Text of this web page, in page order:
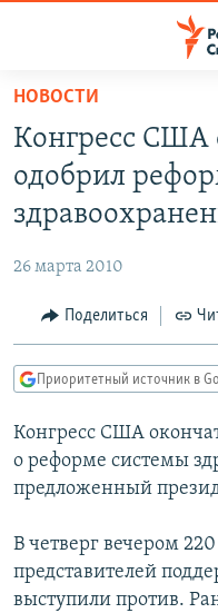
упрощенного
доступа
Вернуться
основному
Вернутся
Вернутся
поиску
ПОДКАСТЫ
АВТОРСКИЕ ПРОЕКТЫ
МНЕНИЯ
КУЛЬТУРА
КАВКАЗ.РЕАЛИИ
СЕВЕР.РЕАЛИИ
СИБИРЬ.РЕАЛИИ
ПОДПИШИТЕСЬ НА
НОВОСТИ
Конгресс США
одобрил
26 марта 2010
Поделиться
Приоритетный источник в
Конгресс США
о реформе системы
предложенный
В четверг вечером
представителей
выступили против.